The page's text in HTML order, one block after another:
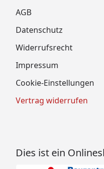
AGB
Datenschutz
Widerrufsrecht
Impressum
Cookie-Einstellungen
Vertrag widerrufen
Dies ist ein